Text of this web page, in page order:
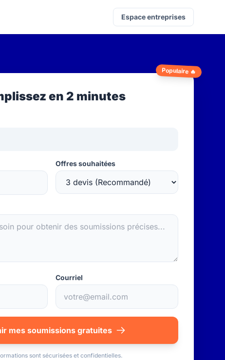
Espace entreprises
Populaire 🔥
en 2 minutes
Offres souhaitées
Courriel
mes soumissions gratuites
sont sécurisées et confidentielles.